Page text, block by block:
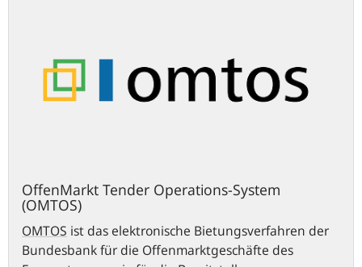
OffenMarkt Tender Operations-System
(OMTOS)
OMTOS ist das elektronische Bietungsverfahren der
Bundesbank für die Offenmarktgeschäfte des
(OMTOS)